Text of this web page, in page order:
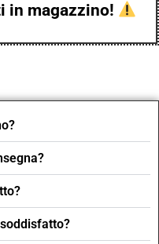
in magazzino!